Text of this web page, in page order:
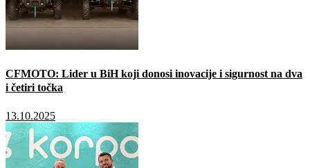
CFMOTO: Lider u BiH koji donosi inovacije i sigurnost na dva
i četiri točka
13.10.2025